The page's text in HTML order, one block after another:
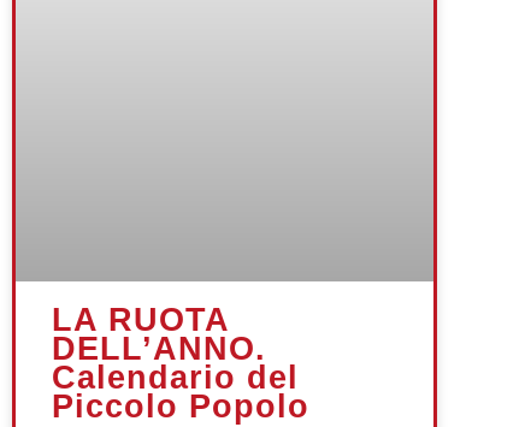
LA RUOTA
DELL’ANNO.
Calendario del
Piccolo Popolo